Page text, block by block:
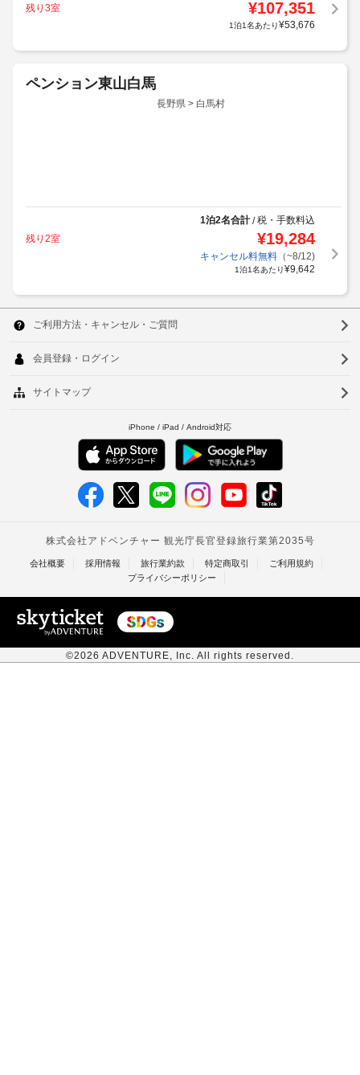
残り3室 ¥107,351
1泊1名あたり¥53,676
ペンション東山白馬
長野県 > 白馬村
1泊2名合計/税・手数料込
残り2室
¥19,284
キャンセル料無料（~8/12)
1泊1名あたり¥9,642